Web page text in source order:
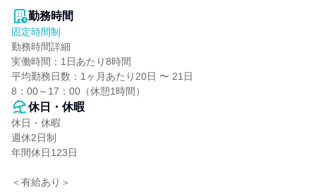
勤務時間
固定時間制
勤務時間詳細
実働時間：1日あたり8時間
平均勤務日数：1ヶ月あたり20日 〜 21日
8：00～17：00（休憩1時間）
休日・休暇
休日・休暇
週休2日制
年間休日123日
＜有給あり＞